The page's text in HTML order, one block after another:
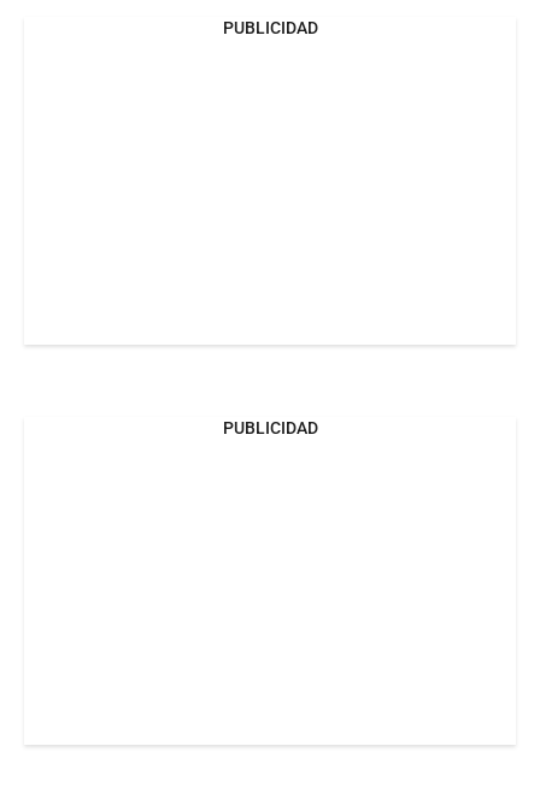
PUBLICIDAD
PUBLICIDAD